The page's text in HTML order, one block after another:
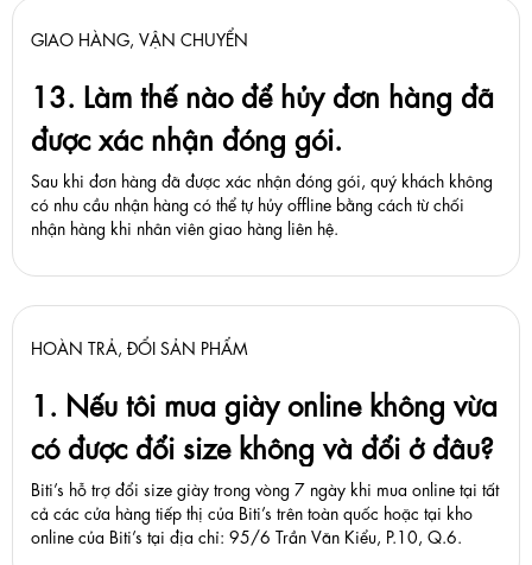
GIAO HÀNG, VẬN CHUYỂN
13. Làm thế nào để hủy đơn hàng đã
được xác nhận đóng gói.
Sau khi đơn hàng đã được xác nhận đóng gói, quý khách không
có nhu cầu nhận hàng có thể tự hủy offline bằng cách từ chối
nhận hàng khi nhân viên giao hàng liên hệ.
HOÀN TRẢ, ĐỔI SẢN PHẨM
1. Nếu tôi mua giày online không vừa
có được đổi size không và đổi ở đâu?
Biti’s hỗ trợ đổi size giày trong vòng 7 ngày khi mua online tại tất
cả các cửa hàng tiếp thị của Biti’s trên toàn quốc hoặc tại kho
online của Biti’s tại địa chỉ: 95/6 Trần Văn Kiểu, P.10, Q.6.